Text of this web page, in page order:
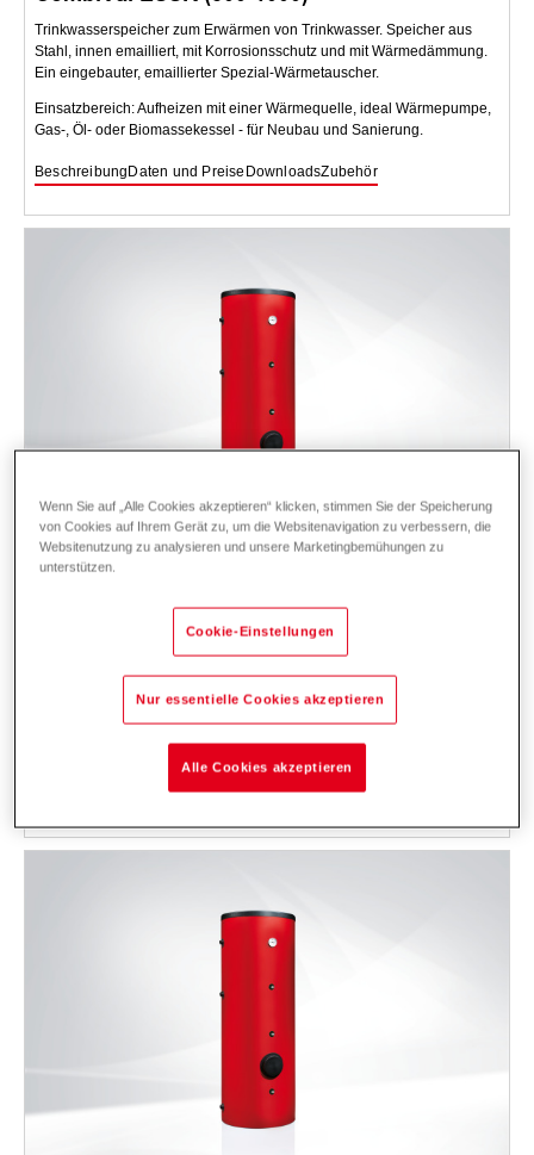
Trinkwasserspeicher zum Erwärmen von Trinkwasser. Speicher aus
Stahl, innen emailliert, mit Korrosionsschutz und mit Wärmedämmung.
Ein eingebauter, emaillierter Spezial-Wärmetauscher.
Einsatzbereich: Aufheizen mit einer Wärmequelle, ideal Wärmepumpe,
Gas-, Öl- oder Biomassekessel - für Neubau und Sanierung.
BeschreibungDaten und Preise DownloadsZubehör
CombiVal CR (200-1000)
Trinkwasserspeicher zum Erwärmen von Trinkwasser. Speicher aus
Edelstahl, mit Wärmedämmung. Ein eingebauter Wärmetauscher
(Flachprofilregister) aus Edelstahl.
Daten und PreiseDownloadsZubehör
Wenn Sie auf „Alle Cookies akzeptieren“ klicken, stimmen Sie der Speicherung
von Cookies auf Ihrem Gerät zu, um die Websitenavigation zu verbessern, die
Websitenutzung zu analysieren und unsere Marketingbemühungen zu
unterstützen.
Cookie-Einstellungen
Nur essentielle Cookies akzeptieren
Alle Cookies akzeptieren